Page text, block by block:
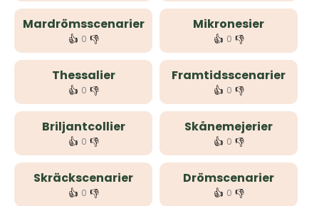
Mardrömsscenarier
👍 0 👎
Mikronesier
👍 0 👎
Thessalier
👍 0 👎
Framtidsscenarier
👍 0 👎
Briljantcollier
👍 0 👎
Skånemejerier
👍 0 👎
Skräckscenarier
👍 0 👎
Drömscenarier
👍 0 👎